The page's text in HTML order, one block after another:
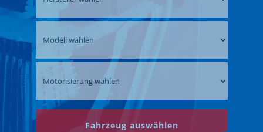
Fahrzeug auswählen